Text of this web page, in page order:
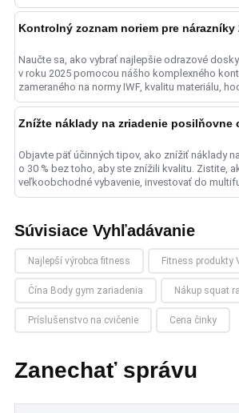
Naučte sa, ako vybrať najlepšie odrazové
v roku 2025 pomocou nášho komplexného
zameraného na normy IWF, kvalitu materiálu,
an......
Objavte päť účinných tipov, ako znížiť náklady
o 30 % bez toho, aby ste znížili kvalitu. Zistite,
veľkoobchodné vybavenie, investovať do
Súvisiace Vyhľadávanie
Najlepší výrobca fitness Fitness produkty
Čína Body gym zariadenia Nákup squat
Príslušenstvo na cvičenie Cena činky
Zanechať správu